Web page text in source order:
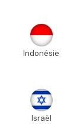
Indonésie
Israël